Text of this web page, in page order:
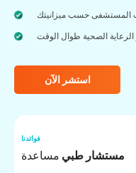
المستشفى حسب ميزانيتك
الصحية طوال الوقت
استشر الآن
فوائدنا
مستشار طبي مساعدة